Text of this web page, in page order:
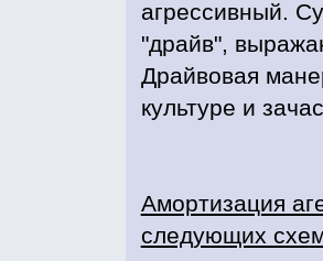
агрессивный.
"драйв",
Драйвовая
культуре и
Амортизация
следующих